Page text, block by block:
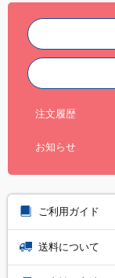
注文履歴
お知らせ
ご利用ガイド
送料について